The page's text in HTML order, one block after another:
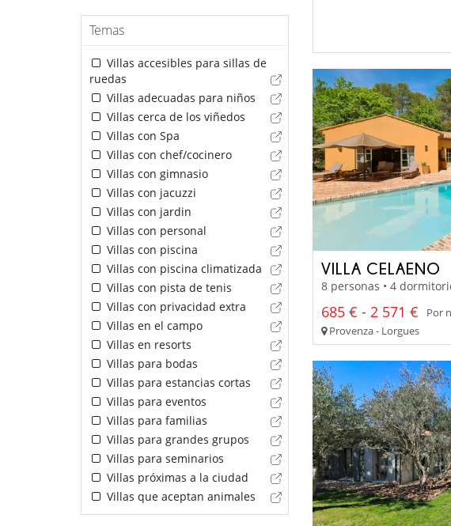
Temas
Villas accesibles para sillas de
ruedas
Villas adecuadas para niños
Villas cerca de los viñedos
Villas con Spa
Villas con chef/cocinero
Villas con gimnasio
Villas con jacuzzi
Villas con jardin
Villas con personal
Villas con piscina
Villas con piscina climatizada
Villas con pista de tenis
Villas con privacidad extra
Villas en el campo
Villas en resorts
Villas para bodas
Villas para estancias cortas
Villas para eventos
Villas para familias
Villas para grandes grupos
Villas para seminarios
Villas próximas a la ciudad
Villas que aceptan animales
VILLA CELAENO
8 personas • 4
685 € - 2 571 €
Por
Provenza - Lorgues